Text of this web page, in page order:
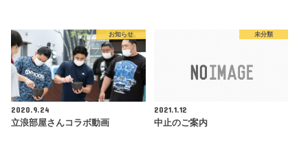
お知らせ
2020.9.24
立浪部屋さんコラボ動画
未分類
2021.1.12
中止のご案内